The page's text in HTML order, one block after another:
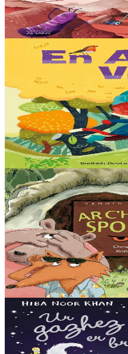
En stock13,00 €
Voir
Acheter
3 ans et plus
Amuigh Faoin Spéir
Samedi matin ! Quelle joie
regarder les dessins animés à
d'accord... C'est mal parti,
En stock13,00 €
Voir
Acheter
3 ans et plus
Sav-heol
La Chèvre biscornue
Quand Lapin arrive à l’entrée
sursauter. Dedans, y’a quelque
deux yeux...
En stock12,00 €
Voir
Acheter
3 ans et plus
TES
The Little War Cat